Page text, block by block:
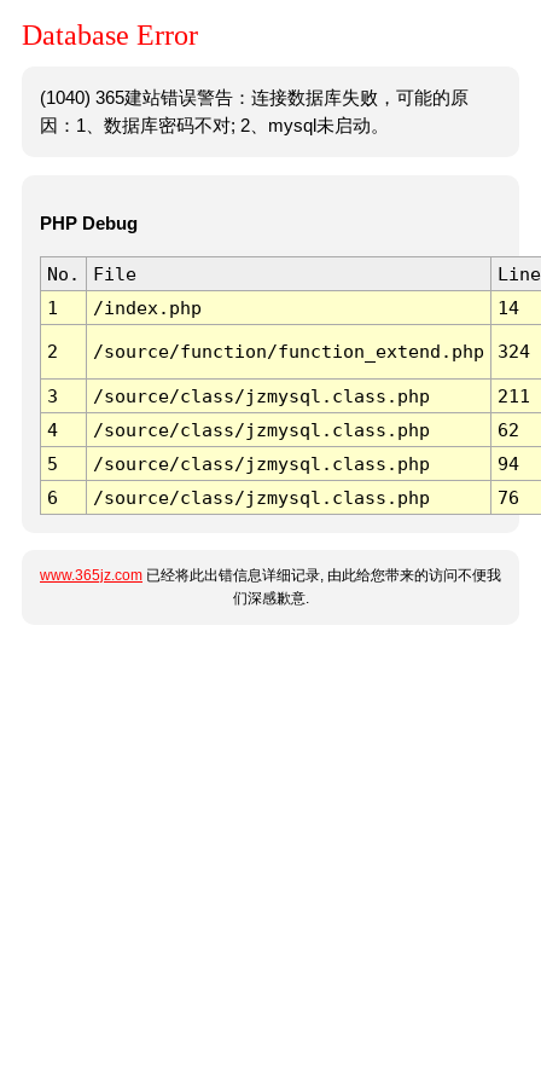
Database Error
(1040) 365建站错误警告：连接数据库失败，可能的原
因：1、数据库密码不对; 2、mysql未启动。
PHP Debug
No. File
Line
1
/index.php 14
2 /source/function/function_extend.php 324
3 /source/class/jzmysql.class.php
211
4
/source/class/jzmysql.class.php
62
5
/source/class/jzmysql.class.php
94
6
/source/class/jzmysql.class.php 76
www.365jz.com 已经将此出错信息详细记录, 由此给您带来的访问不便我
们深感歉意.